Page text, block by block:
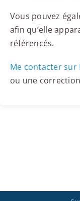
Vous pouvez
afin qu’elle
référencés.
Me contacter sur
ou une correction